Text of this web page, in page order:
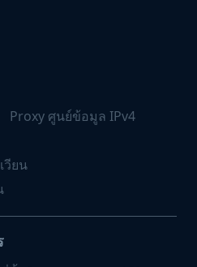
Proxy ศูนย์ข้อมูล IPv4
วียน